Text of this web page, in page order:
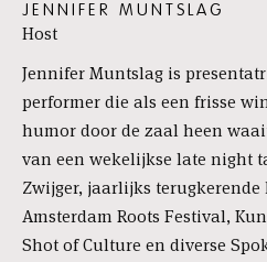
JENNIFER MUNTSLAG
Host
Jennifer Muntslag is
performer die als een frisse
humor door de zaal heen
van een wekelijkse late night
Zwijger, jaarlijks terugkerende
Amsterdam Roots Festival,
Shot of Culture en diverse